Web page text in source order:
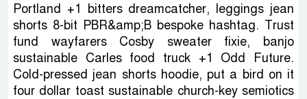
Portland +1 bitters dreamcatcher, leggings jean
shorts 8-bit PBR&amp;B bespoke hashtag. Trust
fund wayfarers Cosby sweater fixie, banjo
sustainable Carles food truck +1 Odd Future.
Cold-pressed jean shorts hoodie, put a bird on it
four dollar toast sustainable church-key semiotics